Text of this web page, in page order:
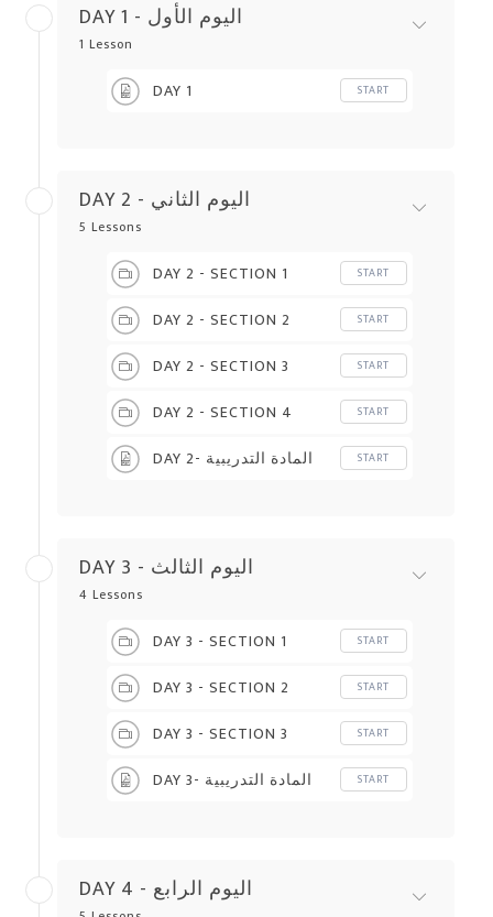
DAY 1 - اليوم الأول
1 Lesson
DAY 1 START
DAY 2 - اليوم الثاني
5 Lessons
DAY 2 - SECTION 1 START
DAY 2 - SECTION 2 START
DAY 2 - SECTION 3 START
DAY 2 - SECTION 4 START
DAY 2- المادة التدريبية START
DAY 3 - اليوم الثالث
4 Lessons
DAY 3 - SECTION 1 START
DAY 3 - SECTION 2 START
DAY 3 - SECTION 3 START
DAY 3- المادة التدريبية START
DAY 4 - اليوم الرابع